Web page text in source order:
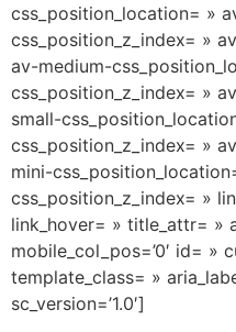
css_position_location= »
css_position_z_index= »
av-medium-
css_position_z_index= »
small-
css_position_z_index= »
mini-
css_position_z_index= »
link_hover= » title_attr= »
mobile_col_pos=’0′ id= »
template_class= »
sc_version=’1.0′]